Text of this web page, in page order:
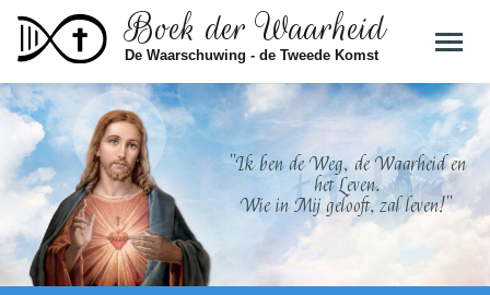
Skip to main contentBoek der Waarheid
De Waarschuwing - de Tweede Komst
"Ik ben de Weg, de Waarheid en
het Leven.
Wie in Mij gelooft, zal leven!"